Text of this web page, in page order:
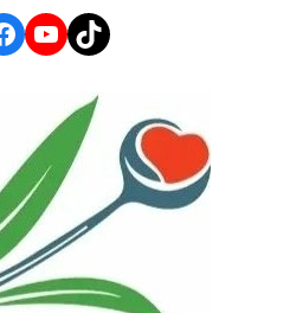
YouTube
TikTok